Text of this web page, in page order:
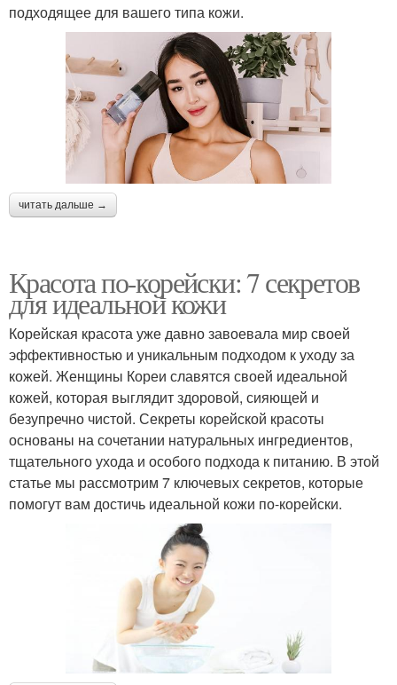
подходящее для вашего типа кожи.
читать дальше →
Красота по-корейски: 7 секретов
для идеальной кожи
Корейская красота уже давно завоевала мир своей
эффективностью и уникальным подходом к уходу за
кожей. Женщины Кореи славятся своей идеальной
кожей, которая выглядит здоровой, сияющей и
безупречно чистой. Секреты корейской красоты
основаны на сочетании натуральных ингредиентов,
тщательного ухода и особого подхода к питанию. В этой
статье мы рассмотрим 7 ключевых секретов, которые
помогут вам достичь идеальной кожи по-корейски.